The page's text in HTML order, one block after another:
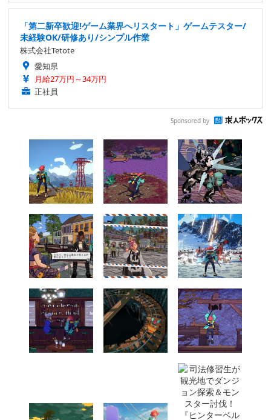
「第二新卒歓迎!ゲーム業界へリスタート」ゲームテスター/
未経験OK/研修あり/シンプル作業
株式会社Tetote
愛知県
月給27万円～34万円
正社員
Sponsored by